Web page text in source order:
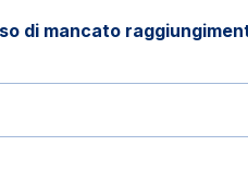
di mancato